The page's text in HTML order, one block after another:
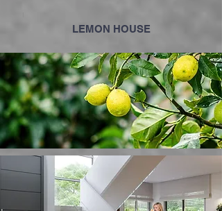
LEMON HOUSE